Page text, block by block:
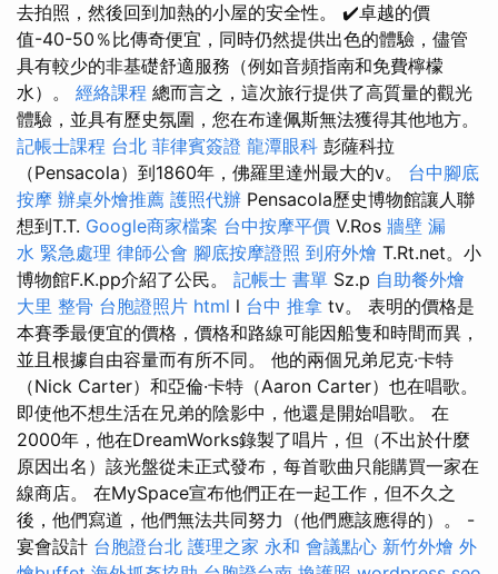
去拍照，然後回到加熱的小屋的安全性。 ✔️卓越的價
值-40-50％比傳奇便宜，同時仍然提供出色的體驗，儘管
具有較少的非基礎舒適服務（例如音頻指南和免費檸檬
水）。 經絡課程 總而言之，這次旅行提供了高質量的觀光
體驗，並具有歷史氛圍，您在布達佩斯無法獲得其他地方。
記帳士課程 台北 菲律賓簽證 龍潭眼科 彭薩科拉
（Pensacola）到1860年，佛羅里達州最大的v。 台中腳底
按摩 辦桌外燴推薦 護照代辦 Pensacola歷史博物館讓人聯
想到T.T. Google商家檔案 台中按摩平價 V.Ros 牆壁 漏
水 緊急處理 律師公會 腳底按摩證照 到府外燴 T.Rt.net。小
博物館F.K.pp介紹了公民。 記帳士 書單 Sz.p 自助餐外燴
大里 整骨 台胞證照片 html l 台中 推拿 tv。 表明的價格是
本賽季最便宜的價格，價格和路線可能因船隻和時間而異，
並且根據自由容量而有所不同。 他的兩個兄弟尼克·卡特
（Nick Carter）和亞倫·卡特（Aaron Carter）也在唱歌。
即使他不想生活在兄弟的陰影中，他還是開始唱歌。 在
2000年，他在DreamWorks錄製了唱片，但（不出於什麼
原因出名）該光盤從未正式發布，每首歌曲只能購買一家在
線商店。 在MySpace宣布他們正在一起工作，但不久之
後，他們寫道，他們無法共同努力（他們應該應得的）。 -
宴會設計 台胞證台北 護理之家 永和 會議點心 新竹外燴 外